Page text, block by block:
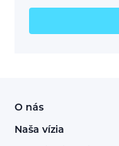
O nás
Naša vízia